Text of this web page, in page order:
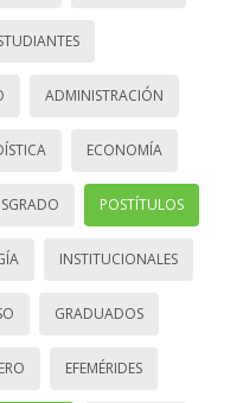
ADMINISTRACIÓN
ECONOMÍA
POSTÍTULOS
INSTITUCIONALES
GRADUADOS
EFEMÉRIDES